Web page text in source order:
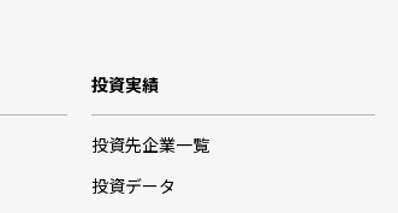
投資実績
投資先企業一覧
投資データ